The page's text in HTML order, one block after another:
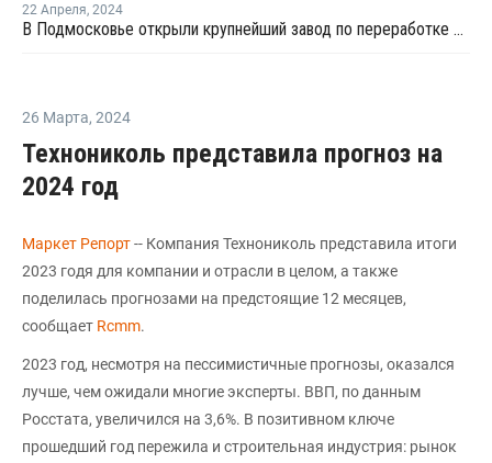
22 Апреля, 2024
В Подмосковье открыли крупнейший завод по переработке пластика
26 Марта, 2024
Технониколь представила прогноз на
2024 год
Маркет Репорт-- Компания Технониколь представила итоги
2023 годя для компании и отрасли в целом, а также
поделилась прогнозами на предстоящие 12 месяцев,
сообщает Rcmm.
2023 год, несмотря на пессимистичные прогнозы, оказался
лучше, чем ожидали многие эксперты. ВВП, по данным
Росстата, увеличился на 3,6%. В позитивном ключе
прошедший год пережила и строительная индустрия: рынок